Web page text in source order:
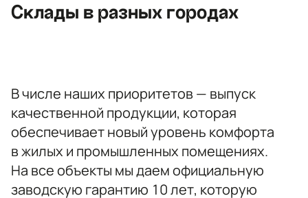
Склады в разных городах
opt@ecotermix.ru
В числе наших приоритетов — выпуск
качественной продукции, которая
обеспечивает новый уровень комфорта
в жилых и промышленных помещениях.
На все объекты мы даем официальную
заводскую гарантию 10 лет, которую